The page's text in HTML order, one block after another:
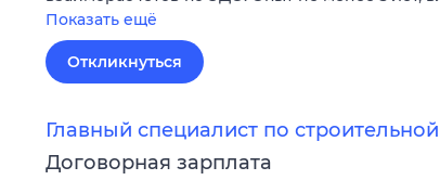
Показать ещё
Откликнуться
Главный специалист по
Договорная зарплата